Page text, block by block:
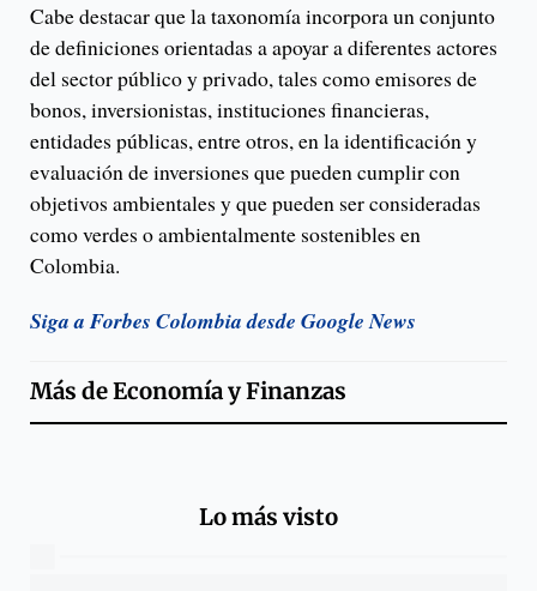
Cabe destacar que la taxonomía incorpora un conjunto
de definiciones orientadas a apoyar a diferentes actores
del sector público y privado, tales como emisores de
bonos, inversionistas, instituciones financieras,
entidades públicas, entre otros, en la identificación y
evaluación de inversiones que pueden cumplir con
objetivos ambientales y que pueden ser consideradas
como verdes o ambientalmente sostenibles en
Colombia.
Siga a Forbes Colombia desde Google News
Más deEconomía y Finanzas
Lo más visto